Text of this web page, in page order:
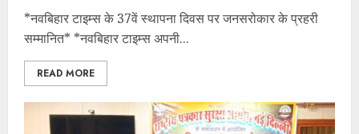
*नवबिहार टाइम्स के 37वें स्थापना दिवस पर जनसरोकार के प्रहरी
सम्मानित* *नवबिहार टाइम्स अपनी...
READ MORE